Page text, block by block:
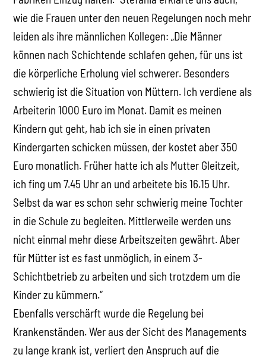
wie die Frauen unter den neuen Regelungen noch mehr
leiden als ihre männlichen Kollegen: „Die Männer
können nach Schichtende schlafen gehen, für uns ist
die körperliche Erholung viel schwerer. Besonders
schwierig ist die Situation von Müttern. Ich verdiene als
Arbeiterin 1000 Euro im Monat. Damit es meinen
Kindern gut geht, hab ich sie in einen privaten
Kindergarten schicken müssen, der kostet aber 350
Euro monatlich. Früher hatte ich als Mutter Gleitzeit,
ich fing um 7.45 Uhr an und arbeitete bis 16.15 Uhr.
Selbst da war es schon sehr schwierig meine Tochter
in die Schule zu begleiten. Mittlerweile werden uns
nicht einmal mehr diese Arbeitszeiten gewährt. Aber
für Mütter ist es fast unmöglich, in einem 3-
Schichtbetrieb zu arbeiten und sich trotzdem um die
Kinder zu kümmern.“
Ebenfalls verschärft wurde die Regelung bei
Krankenständen. Wer aus der Sicht des Managements
zu lange krank ist, verliert den Anspruch auf die